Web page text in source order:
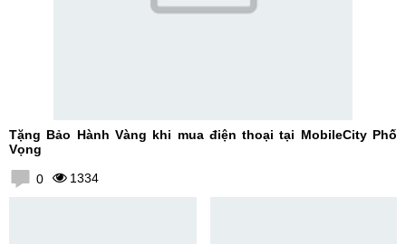
Tặng Bảo Hành Vàng khi mua điện thoại tại MobileCity Phố
Vọng
0 1334